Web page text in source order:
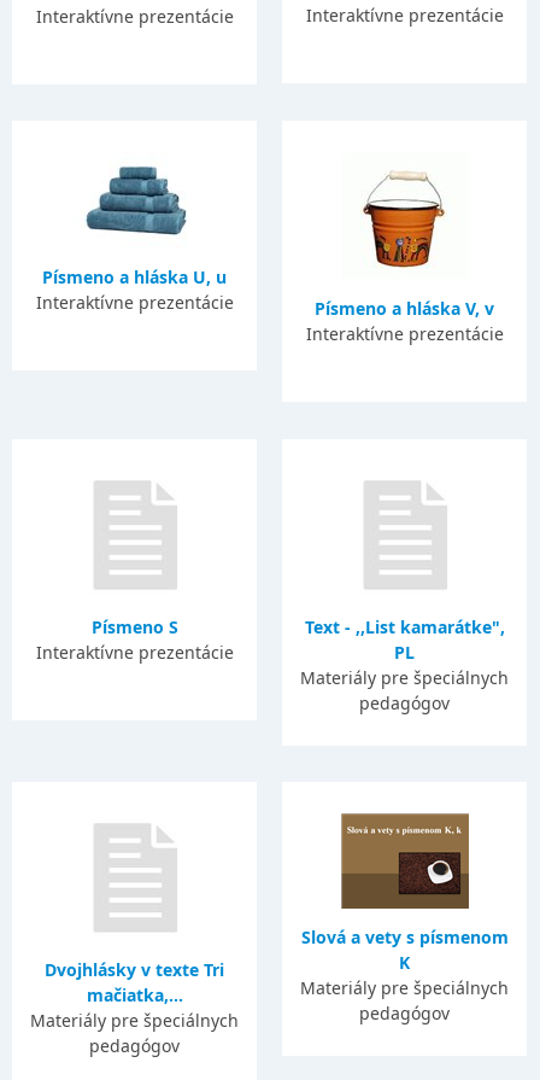
Interaktívne prezentácie
Interaktívne prezentácie
Písmeno a hláska U, u
Interaktívne prezentácie
Písmeno a hláska V, v
Interaktívne prezentácie
Písmeno S
Interaktívne prezentácie
Text - ,,List kamarátke",
PL
Materiály pre špeciálnych
pedagógov
Dvojhlásky v texte Tri
mačiatka,...
Materiály pre špeciálnych
pedagógov
Slová a vety s písmenom
K
Materiály pre špeciálnych
pedagógov